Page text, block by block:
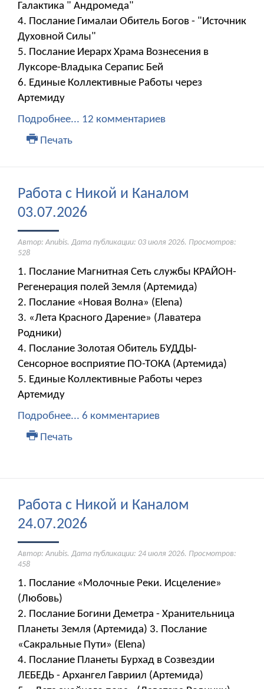
Галактика " Андромеда"
4. Послание Гималаи Обитель Богов - "Источник
Духовной Силы"
5. Послание Иерарх Храма Вознесения в
Луксоре-Владыка Серапис Бей
6. Единые Коллективные Работы через
Артемиду
Подробнее... 12 комментариев
Печать
Работа с Никой и Каналом
03.07.2026
Автор: Anubis. Дата публикации: 03 июля 2026. Просмотров:
528
1. Послание Магнитная Сеть службы КРАЙОН-
Регенерация полей Земля (Артемида)
2. Послание «Новая Волна» (Elena)
3. «Лета Красного Дарение» (Лаватера
Родники)
4. Послание Золотая Обитель БУДДЫ-
Сенсорное восприятие ПО-ТОКА (Артемида)
5. Единые Коллективные Работы через
Артемиду
Подробнее... 6 комментариев
Печать
Работа с Никой и Каналом
24.07.2026
Автор: Anubis. Дата публикации: 24 июля 2026. Просмотров:
458
1. Послание «Молочные Реки. Исцеление»
(Любовь)
2. Послание Богини Деметра - Хранительница
Планеты Земля (Артемида) 3. Послание
«Сакральные Пути» (Elena)
4. Послание Планеты Бурхад в Созвездии
ЛЕБЕДЬ - Архангел Гавриил (Артемида)